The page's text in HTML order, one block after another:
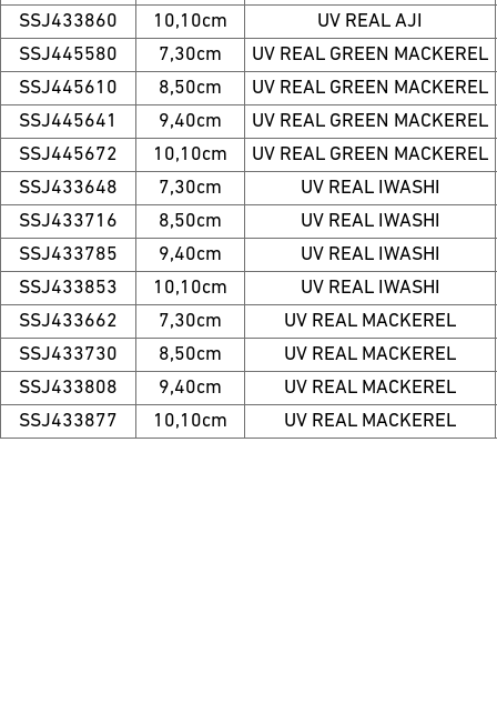
SSJ433860
10,10cm
UV REAL AJI
SSJ445580
7,30cm
UV REAL GREEN MACKEREL
SSJ445610
8,50cm
UV REAL GREEN MACKEREL
SSJ445641
9,40cm
UV REAL GREEN MACKEREL
SSJ445672
10,10cm
UV REAL GREEN MACKEREL
SSJ433648
7,30cm
UV REAL IWASHI
SSJ433716
8,50cm
UV REAL IWASHI
SSJ433785
9,40cm
UV REAL IWASHI
SSJ433853
10,10cm
UV REAL IWASHI
SSJ433662
7,30cm
UV REAL MACKEREL
SSJ433730
8,50cm
UV REAL MACKEREL
SSJ433808
9,40cm
UV REAL MACKEREL
SSJ433877
10,10cm UV REAL MACKEREL